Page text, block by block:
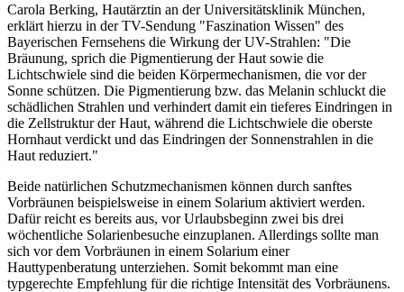
Carola Berking, Hautärztin an der Universitätsklinik München,
erklärt hierzu in der TV-Sendung "Faszination Wissen" des
Bayerischen Fernsehens die Wirkung der UV-Strahlen: "Die
Bräunung, sprich die Pigmentierung der Haut sowie die
Lichtschwiele sind die beiden Körpermechanismen, die vor der
Sonne schützen. Die Pigmentierung bzw. das Melanin schluckt die
schädlichen Strahlen und verhindert damit ein tieferes Eindringen in
die Zellstruktur der Haut, während die Lichtschwiele die oberste
Hornhaut verdickt und das Eindringen der Sonnenstrahlen in die
Haut reduziert."
Beide natürlichen Schutzmechanismen können durch sanftes
Vorbräunen beispielsweise in einem Solarium aktiviert werden.
Dafür reicht es bereits aus, vor Urlaubsbeginn zwei bis drei
wöchentliche Solarienbesuche einzuplanen. Allerdings sollte man
sich vor dem Vorbräunen in einem Solarium einer
Hauttypenberatung unterziehen. Somit bekommt man eine
typgerechte Empfehlung für die richtige Intensität des Vorbräunens.